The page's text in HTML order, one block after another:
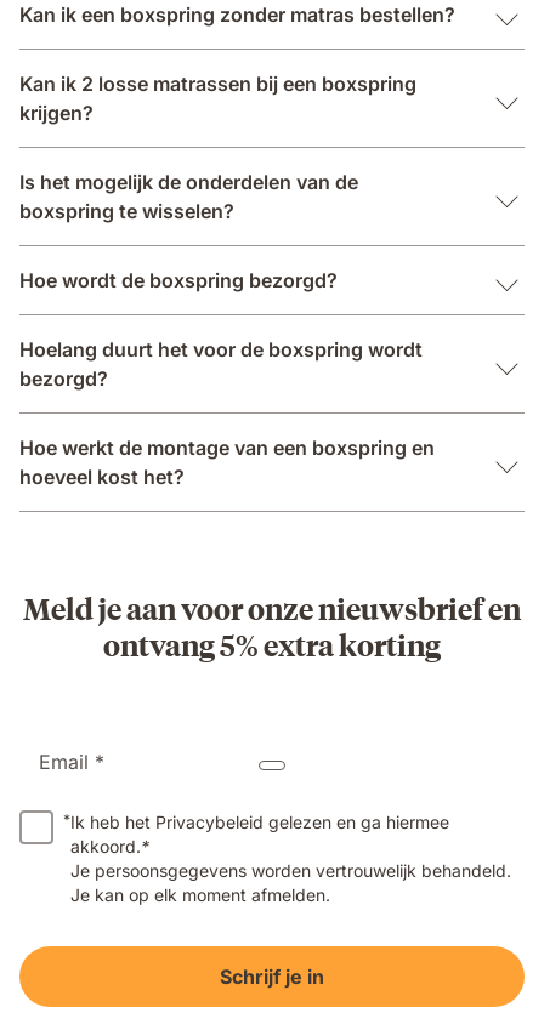
Kan ik een boxspring zonder matras bestellen?
Kan ik 2 losse matrassen bij een boxspring
krijgen?
Is het mogelijk de onderdelen van de
boxspring te wisselen?
Hoe wordt de boxspring bezorgd?
Hoelang duurt het voor de boxspring wordt
bezorgd?
Hoe werkt de montage van een boxspring en
hoeveel kost het?
Meld je aan voor onze nieuwsbrief en
ontvang 5% extra korting
Email *
*Ik heb het Privacybeleid gelezen en ga hiermee
akkoord.*
Je persoonsgegevens worden vertrouwelijk behandeld.
Je kan op elk moment afmelden.
Schrijf je in